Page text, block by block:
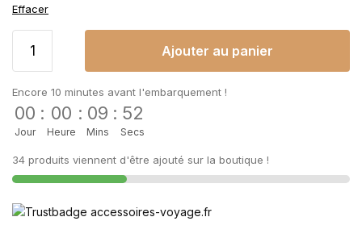
Effacer
Ajouter au panier
Encore 10 minutes avant l'embarquement !
00
Jour
: 00
Heure
: 09
Mins
: 52
Secs
34 produits viennent d'être ajouté sur la boutique !